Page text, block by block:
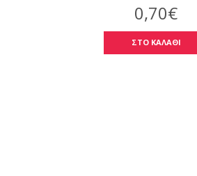
0,70€
ΣΤΟ ΚΑΛΑΘΙ